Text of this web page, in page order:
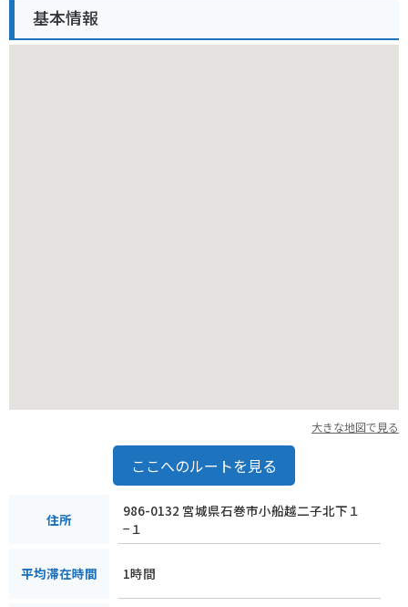
バイクで訪れる場合、道の駅には広々とした駐車場が完備され
ているので安心です。
基本情報
大きな地図で見る
ここへのルートを見る
住所
986-0132 宮城県石巻市小船越二子北下１
−１
平均滞在時間 1時間